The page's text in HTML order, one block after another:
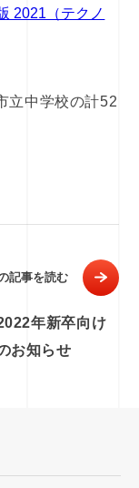
2021（テクノ
立中学校の計52
記事を読む
年新卒向け
お知らせ